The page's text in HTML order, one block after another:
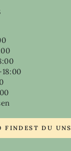
FINDEST DU UNS